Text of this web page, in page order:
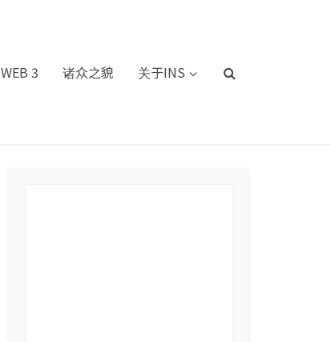
WEB 3 诸众之貌 关于INS